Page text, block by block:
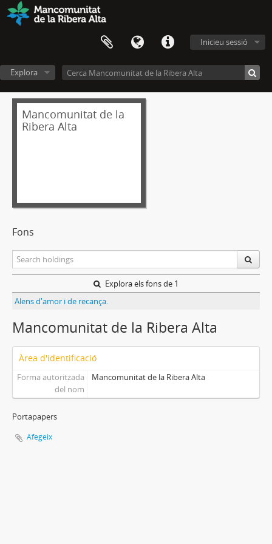
Inicieu sessió
Explora
Mancomunitat de la
Ribera Alta
Fons
Explora els fons de 1
Alens d'amor i de recança.
Mancomunitat de la Ribera Alta
Àrea d'identificació
Forma autoritzada
del nom
Mancomunitat de la Ribera Alta
Portapapers
Afegeix